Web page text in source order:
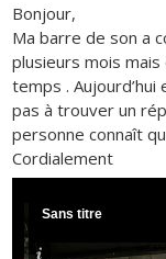
Bonjour,
Ma barre de son a
plusieurs mois
temps . Aujourd’hui
pas à trouver un
personne connaît
Cordialement
Sans titre